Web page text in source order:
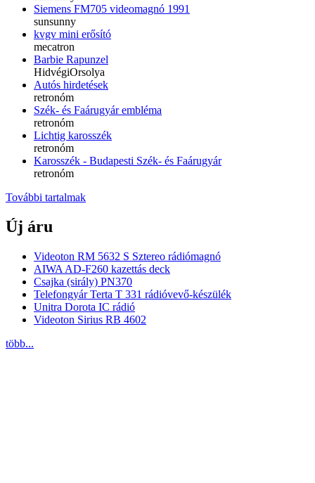
Siemens FM705 videomagnó 1991
sunsunny
kvgv mini erősító
mecatron
Barbie Rapunzel
HidvégiOrsolya
Autós hirdetések
retronóm
Szék- és Faárugyár embléma
retronóm
Lichtig karosszék
retronóm
Karosszék - Budapesti Szék- és Faárugyár
retronóm
További tartalmak
Új áru
Videoton RM 5632 S Sztereo rádiómagnó
AIWA AD-F260 kazettás deck
Csajka (sirály) PN370
Telefongyár Terta T 331 rádióvevő-készülék
Unitra Dorota IC rádió
Videoton Sirius RB 4602
több...